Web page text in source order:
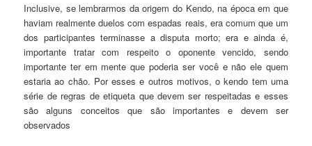
Inclusive, se lembrarmos da origem do Kendo, na época em que
haviam realmente duelos com espadas reais, era comum que um
dos participantes terminasse a disputa morto; era e ainda é,
importante tratar com respeito o oponente vencido, sendo
importante ter em mente que poderia ser você e não ele quem
estaria ao chão. Por esses e outros motivos, o kendo tem uma
série de regras de etiqueta que devem ser respeitadas e esses
são alguns conceitos que são importantes e devem ser
observados